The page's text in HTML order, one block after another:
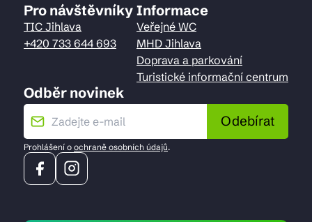
Pro návštěvníky
TIC Jihlava
+420 733 644 693
Informace
Veřejné WC
MHD Jihlava
Doprava a parkování
Turistické informační centrum
Odběr novinek
Odebírat
Prohlášení o ochraně osobních údajů.